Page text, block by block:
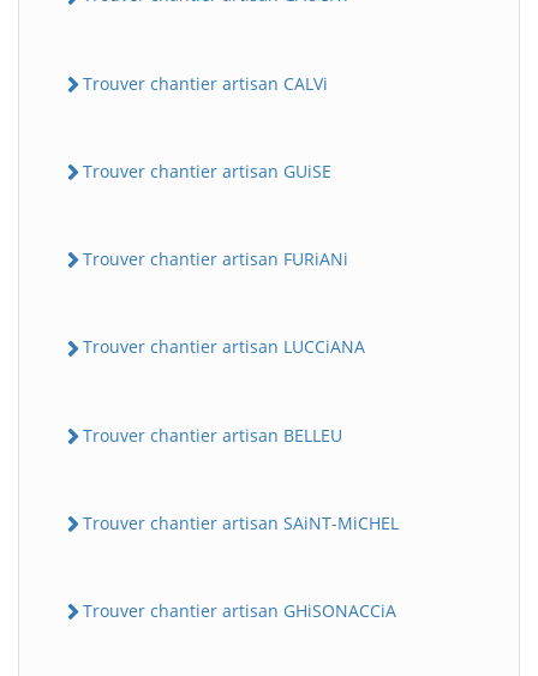
Trouver chantier artisan CALVi
Trouver chantier artisan GUiSE
Trouver chantier artisan FURiANi
Trouver chantier artisan LUCCiANA
Trouver chantier artisan BELLEU
Trouver chantier artisan SAiNT-MiCHEL
Trouver chantier artisan GHiSONACCiA